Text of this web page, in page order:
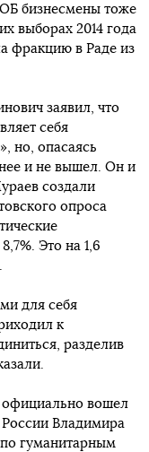
бизнесмены тоже
выборах 2014 года
фракцию в Раде из
заявил, что
себя
но, опасаясь
нее и не вышел. Он и
создали
опроса
Это на 1,6
для себя
к
разделив
официально вошел
Владимира
гуманитарным